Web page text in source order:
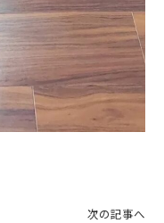
次の記事へ